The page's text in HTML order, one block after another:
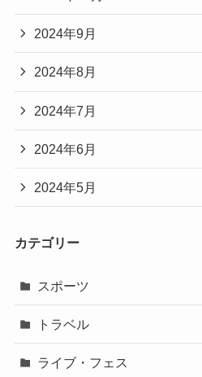
2024年9月
2024年8月
2024年7月
2024年6月
2024年5月
カテゴリー
スポーツ
トラベル
ライブ・フェス